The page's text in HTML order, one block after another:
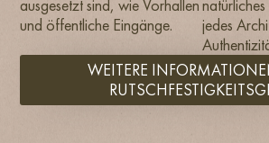
ausgesetzt sind, wie Vorhallen
und öffentliche Eingänge.
jedes
WEITERE